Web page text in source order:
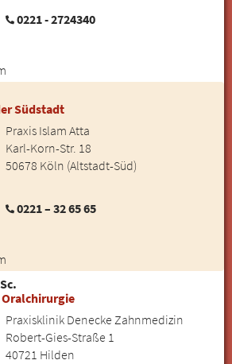
0221 - 2724340
Südstadt
Praxis Islam Atta
Karl-Korn-Str. 18
50678 Köln (Altstadt-Süd)
0221 – 32 65 65
Praxisklinik Denecke Zahnmedizin
Robert-Gies-Straße 1
40721 Hilden